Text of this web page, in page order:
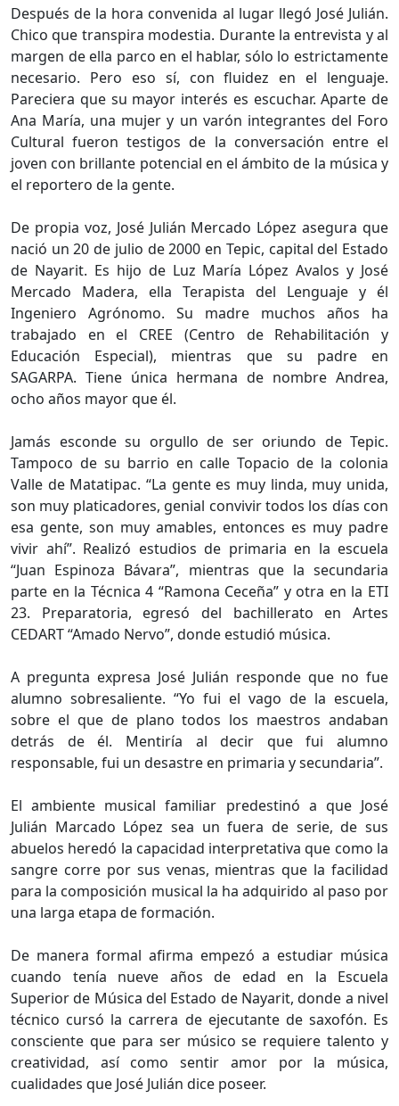
Después de la hora convenida al lugar llegó José Julián.
Chico que transpira modestia. Durante la entrevista y al
margen de ella parco en el hablar, sólo lo estrictamente
necesario. Pero eso sí, con fluidez en el lenguaje.
Pareciera que su mayor interés es escuchar. Aparte de
Ana María, una mujer y un varón integrantes del Foro
Cultural fueron testigos de la conversación entre el
joven con brillante potencial en el ámbito de la música y
el reportero de la gente.
De propia voz, José Julián Mercado López asegura que
nació un 20 de julio de 2000 en Tepic, capital del Estado
de Nayarit. Es hijo de Luz María López Avalos y José
Mercado Madera, ella Terapista del Lenguaje y él
Ingeniero Agrónomo. Su madre muchos años ha
trabajado en el CREE (Centro de Rehabilitación y
Educación Especial), mientras que su padre en
SAGARPA. Tiene única hermana de nombre Andrea,
ocho años mayor que él.
Jamás esconde su orgullo de ser oriundo de Tepic.
Tampoco de su barrio en calle Topacio de la colonia
Valle de Matatipac. “La gente es muy linda, muy unida,
son muy platicadores, genial convivir todos los días con
esa gente, son muy amables, entonces es muy padre
vivir ahí”. Realizó estudios de primaria en la escuela
“Juan Espinoza Bávara”, mientras que la secundaria
parte en la Técnica 4 “Ramona Ceceña” y otra en la ETI
23. Preparatoria, egresó del bachillerato en Artes
CEDART “Amado Nervo”, donde estudió música.
A pregunta expresa José Julián responde que no fue
alumno sobresaliente. “Yo fui el vago de la escuela,
sobre el que de plano todos los maestros andaban
detrás de él. Mentiría al decir que fui alumno
responsable, fui un desastre en primaria y secundaria”.
El ambiente musical familiar predestinó a que José
Julián Marcado López sea un fuera de serie, de sus
abuelos heredó la capacidad interpretativa que como la
sangre corre por sus venas, mientras que la facilidad
para la composición musical la ha adquirido al paso por
una larga etapa de formación.
De manera formal afirma empezó a estudiar música
cuando tenía nueve años de edad en la Escuela
Superior de Música del Estado de Nayarit, donde a nivel
técnico cursó la carrera de ejecutante de saxofón. Es
consciente que para ser músico se requiere talento y
creatividad, así como sentir amor por la música,
cualidades que José Julián dice poseer.